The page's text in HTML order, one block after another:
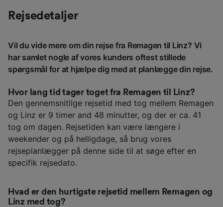
Rejsedetaljer
Vil du vide mere om din rejse fra Remagen til Linz? Vi
har samlet nogle af vores kunders oftest stillede
spørgsmål for at hjælpe dig med at planlægge din rejse.
Hvor lang tid tager toget fra Remagen til Linz?
Den gennemsnitlige rejsetid med tog mellem Remagen
og Linz er 9 timer and 48 minutter, og der er ca. 41
tog om dagen. Rejsetiden kan være længere i
weekender og på helligdage, så brug vores
rejseplanlægger på denne side til at søge efter en
specifik rejsedato.
Hvad er den hurtigste rejsetid mellem Remagen og
Linz med tog?